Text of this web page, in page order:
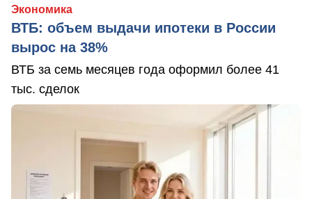
Экономика
ВТБ: объем выдачи ипотеки в России
вырос на 38%
ВТБ за семь месяцев года оформил более 41
тыс. сделок